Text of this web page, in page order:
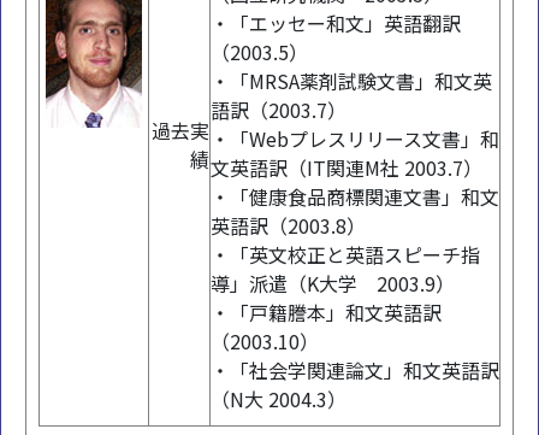
過去実
績
・「エッセー和文」英語翻訳
（2003.5）
・「MRSA薬剤試験文書」和文英
語訳（2003.7）
・「Webプレスリリース文書」和
文英語訳（IT関連M社 2003.7）
・「健康食品商標関連文書」和文
英語訳（2003.8）
・「英文校正と英語スピーチ指
導」派遣（K大学 2003.9）
・「戸籍謄本」和文英語訳
（2003.10）
・「社会学関連論文」和文英語訳
（N大 2004.3）